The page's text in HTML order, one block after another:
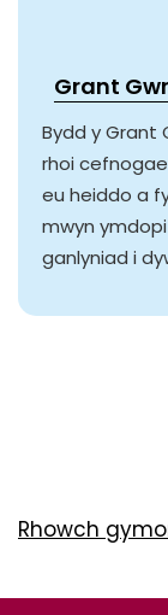
Grant
Bydd y Grant
rhoi
eu heiddo a
mwyn
ganlyniad i
Rhowch